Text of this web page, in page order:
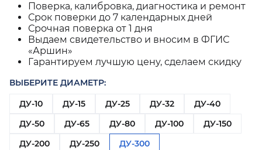
Поверка, калибровка, диагностика и ремонт
Срок поверки до 7 календарных дней
Срочная поверка от 1 дня
Выдаем свидетельство и вносим в ФГИС
«Аршин»
Гарантируем лучшую цену, сделаем скидку
ВЫБЕРИТЕ ДИАМЕТР:
ДУ-10
ДУ-15 ДУ-25 ДУ-32
ДУ-40
ДУ-50
ДУ-65 ДУ-80 ДУ-100
ДУ-150
ДУ-200
ДУ-250 ДУ-300